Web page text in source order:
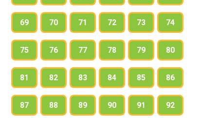
69 70 71 72 73 74
75 76 77 78 79 80
81 82 83 84 85 86
87 88 89 90 91 92